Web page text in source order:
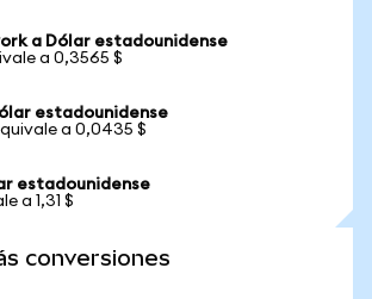
a Dólar estadounidense
a 0,3565 $
estadounidense
a 0,0435 $
estadounidense
a 1,31 $
conversiones